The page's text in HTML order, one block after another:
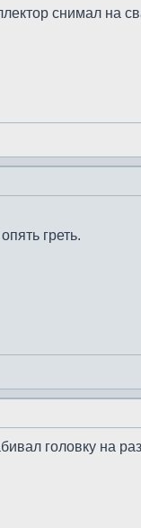
снимал на
греть.
головку на